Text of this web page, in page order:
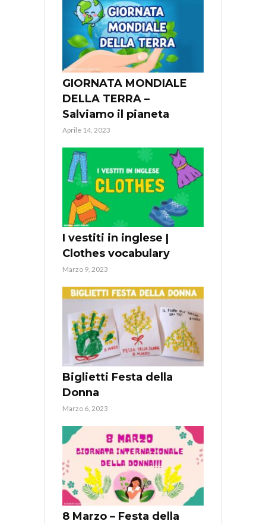
GIORNATA MONDIALE
DELLA TERRA –
Salviamo il pianeta
Aprile 14, 2023
I vestiti in inglese |
Clothes vocabulary
Marzo 9, 2023
Biglietti Festa della
Donna
Marzo 6, 2023
8 Marzo – Festa della